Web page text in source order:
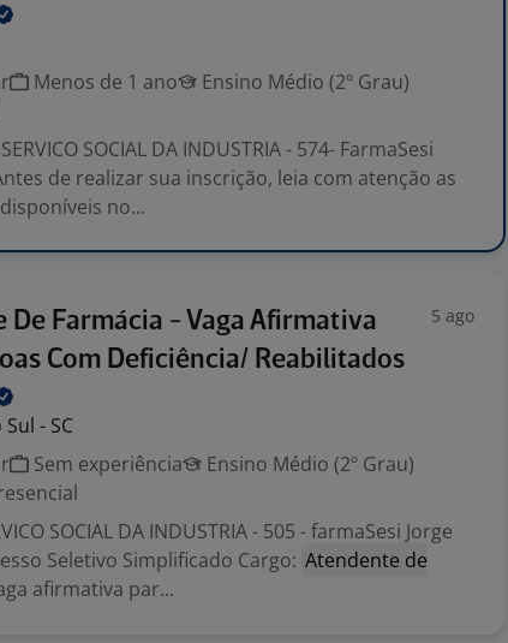
Menos de 1 ano
Ensino Médio (2º Grau)
SOCIAL DA INDUSTRIA - 574- FarmaSesi
de realizar sua inscrição, leia com atenção as
no...
De Farmácia - Vaga Afirmativa
Com Deficiência/ Reabilitados
5 ago
- SC
Sem experiência
Ensino Médio (2º Grau)
SOCIAL DA INDUSTRIA - 505 - farmaSesi Jorge
Seletivo Simplificado Cargo: Atendente de
afirmativa par...